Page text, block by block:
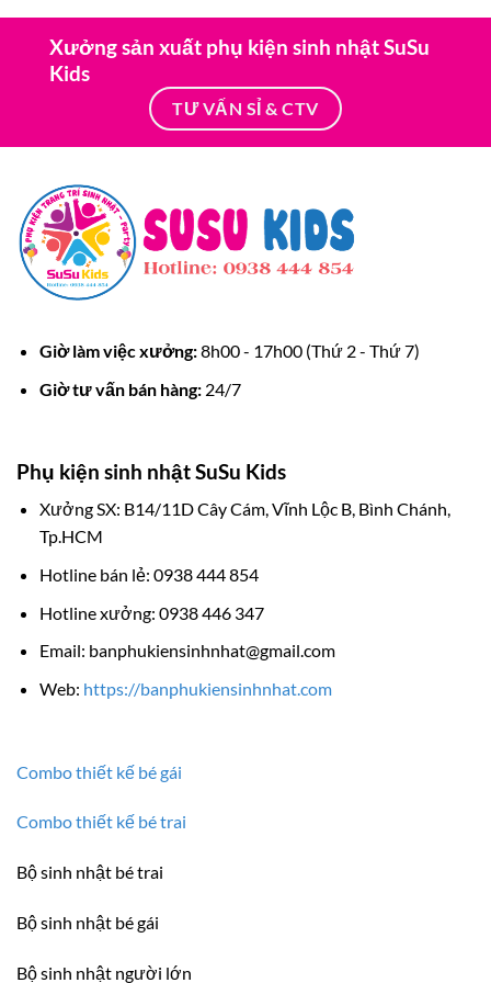
269.000 ₫.
Xưởng sản xuất phụ kiện sinh nhật SuSu
Kids
TƯ VẤN SỈ & CTV
Giờ làm việc xưởng:8h00 - 17h00 (Thứ 2 - Thứ 7)
Giờ tư vấn bán hàng:24/7
Phụ kiện sinh nhật SuSu Kids
Xưởng SX: B14/11D Cây Cám, Vĩnh Lộc B, Bình Chánh,
Tp.HCM
Hotline bán lẻ: 0938 444 854
Hotline xưởng: 0938 446 347
Email: banphukiensinhnhat@gmail.com
Web: https://banphukiensinhnhat.com
Combo thiết kế bé gái
Combo thiết kế bé trai
Bộ sinh nhật bé trai
Bộ sinh nhật bé gái
Bộ sinh nhật người lớn